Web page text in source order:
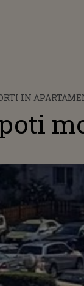
IN